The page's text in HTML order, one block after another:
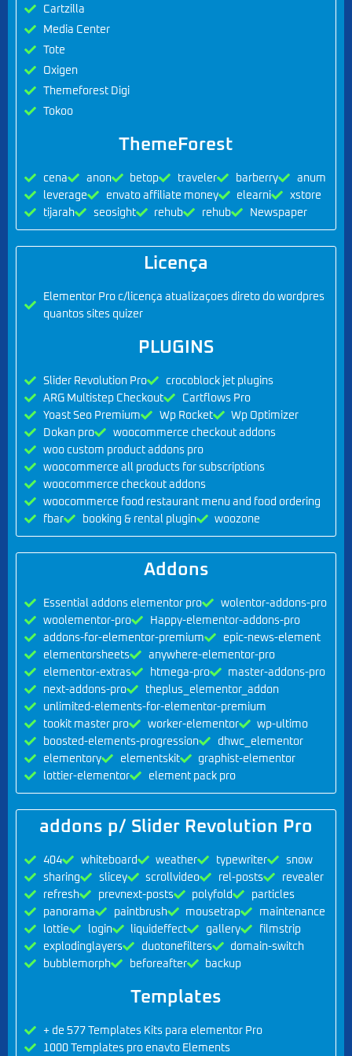
Cartzilla
Media Center
Tote
Oxigen
Themeforest Digi
Tokoo
ThemeForest
cena anon betop traveler barberry
anum
leverage
envato affiliate money elearni
xstore
tijarah
seosight rehub rehub Newspaper
Licença
Elementor Pro c/licença atualizaçoes direto do wordpres
quantos sites quizer
PLUGINS
Slider Revolution Pro
crocoblock jet plugins
ARG Multistep Checkout
Cartflows Pro
Yoast Seo Premium
Wp Rocket
Wp Optimizer
Dokan pro
woocommerce checkout addons
woo custom product addons pro
woocommerce all products for subscriptions
woocommerce checkout addons
woocommerce food restaurant menu and food ordering
fbar
booking & rental plugin woozone
Addons
Essential addons elementor pro
wolentor-addons-pro
woolementor-pro
Happy-elementor-addons-pro
addons-for-elementor-premium
epic-news-element
elementorsheets
anywhere-elementor-pro
elementor-extras
htmega-pro
master-addons-pro
next-addons-pro
theplus_elementor_addon
unlimited-elements-for-elementor-premium
tookit master pro
worker-elementor
wp-ultimo
boosted-elements-progression
dhwc_elementor
elementory
elementskit
graphist-elementor
lottier-elementor
element pack pro
addons p/ Slider Revolution Pro
404 whiteboard weather typewriter
snow
sharing
slicey scrollvideo rel-posts
revealer
refresh
prevnext-posts polyfold
particles
panorama
paintbrush mousetrap
maintenance
lottie
login liquideffect gallery
filmstrip
explodinglayers
duotonefilters
domain-switch
bubblemorph
beforeafter backup
Templates
+ de 577 Templates Kits para elementor Pro
1000 Templates pro enavto Elements